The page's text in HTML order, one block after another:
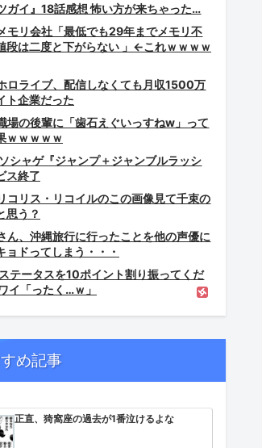
ガイ』18話感想 怖い方が来ちゃった…
モリ会社「最低でも29年までメモリ不
段は二度と下がらない 」←これｗｗｗｗ
ロライブ、配信しなくても月収1500万
ト企業だった
場の後輩に「歯石えぐいっすねw」って
ｗｗｗｗｗ
ソシャゲ『ジャンプ＋ジャンブルラッシ
ス終了
コリス・リコイルのこの画像見て千束の
思う？
ん、沖縄旅行に行ったことを他の声優に
ョドってしまう・・・
テータスを10ポイント割り振ってくだ
イ「ったく…ｗ」
め記事
正直、猗窩座の過去が1番泣けるよな